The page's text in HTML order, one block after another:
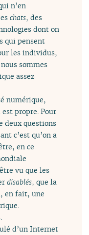
n’en
chats, des
dont on
qui pensent
les individus,
sommes
assez
numérique,
propre. Pour
deux questions
c’est qu’on a
en ce
vu que les
disablés, que la
en fait, une
d’un Internet